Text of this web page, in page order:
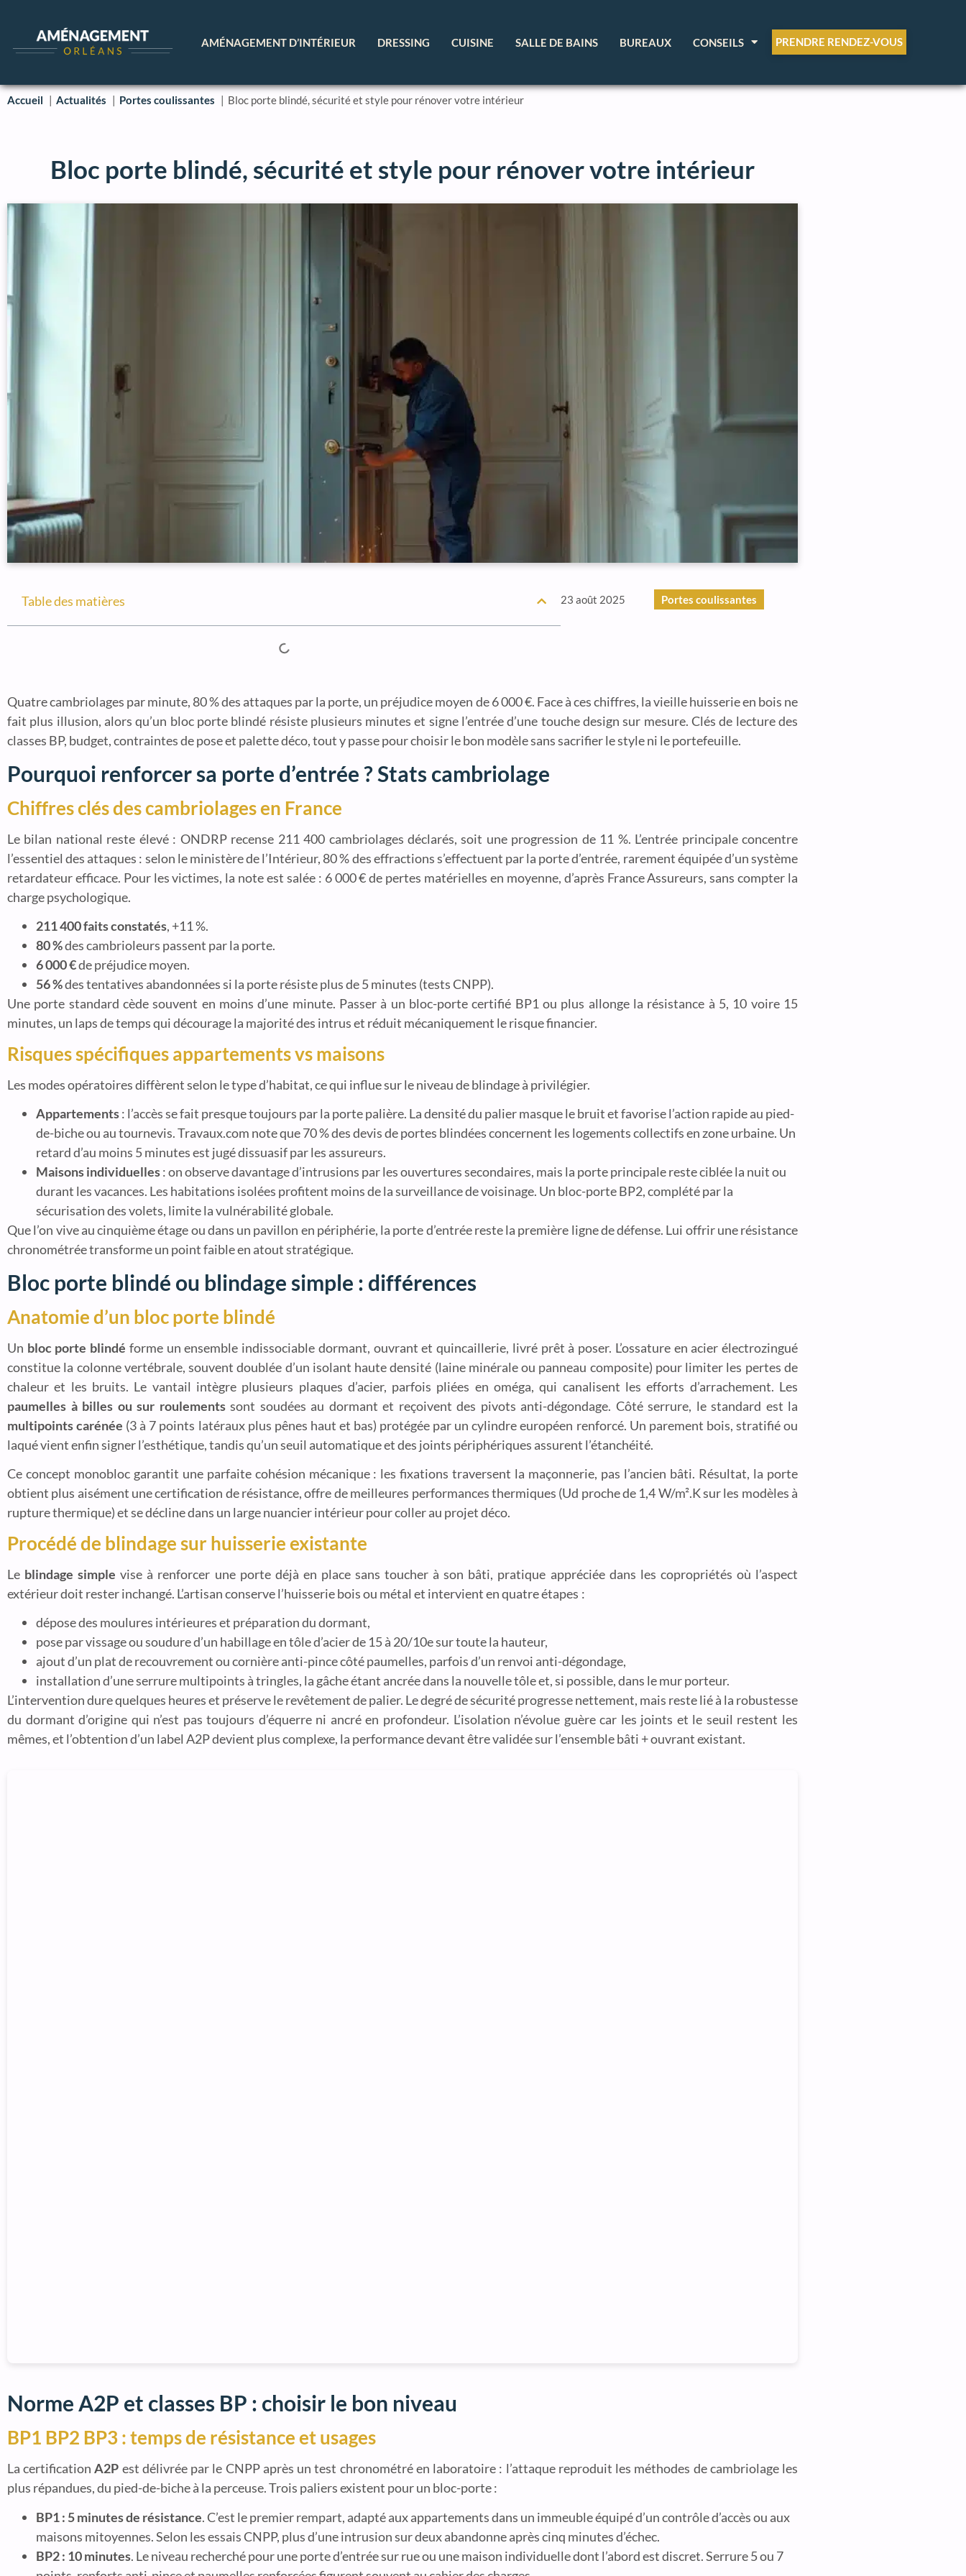
AMÉNAGEMENT D’INTÉRIEUR DRESSING CUISINE SALLE DE BAINS BUREAUX CONSEILS PRENDRE RENDEZ-VOUS
Accueil Actualités Portes coulissantes Bloc porte blindé, sécurité et style pour rénover votre intérieur
Bloc porte blindé, sécurité et style pour rénover votre intérieur
Table des matières 23 août 2025 Portes coulissantes
Quatre cambriolages par minute, 80 % des attaques par la porte, un préjudice moyen de 6 000 €. Face à ces chiffres, la vieille huisserie en bois ne
fait plus illusion, alors qu’un bloc porte blindé résiste plusieurs minutes et signe l’entrée d’une touche design sur mesure. Clés de lecture des
classes BP, budget, contraintes de pose et palette déco, tout y passe pour choisir le bon modèle sans sacrifier le style ni le portefeuille.
Pourquoi renforcer sa porte d’entrée ? Stats cambriolage
Chiffres clés des cambriolages en France
Le bilan national reste élevé : ONDRP recense 211 400 cambriolages déclarés, soit une progression de 11 %. L’entrée principale concentre
l’essentiel des attaques : selon le ministère de l’Intérieur, 80 % des effractions s’effectuent par la porte d’entrée, rarement équipée d’un système
retardateur efficace. Pour les victimes, la note est salée : 6 000 € de pertes matérielles en moyenne, d’après France Assureurs, sans compter la
charge psychologique.
211 400 faits constatés, +11 %.
80 %des cambrioleurs passent par la porte.
6 000 €de préjudice moyen.
56 %des tentatives abandonnées si la porte résiste plus de 5 minutes (tests CNPP).
Une porte standard cède souvent en moins d’une minute. Passer à un bloc-porte certifié BP1 ou plus allonge la résistance à 5, 10 voire 15
minutes, un laps de temps qui décourage la majorité des intrus et réduit mécaniquement le risque financier.
Risques spécifiques appartements vs maisons
Les modes opératoires diffèrent selon le type d’habitat, ce qui influe sur le niveau de blindage à privilégier.
Appartements: l’accès se fait presque toujours par la porte palière. La densité du palier masque le bruit et favorise l’action rapide au pied-
de-biche ou au tournevis. Travaux.com note que 70 % des devis de portes blindées concernent les logements collectifs en zone urbaine. Un
retard d’au moins 5 minutes est jugé dissuasif par les assureurs.
Maisons individuelles: on observe davantage d’intrusions par les ouvertures secondaires, mais la porte principale reste ciblée la nuit ou
durant les vacances. Les habitations isolées profitent moins de la surveillance de voisinage. Un bloc-porte BP2, complété par la
sécurisation des volets, limite la vulnérabilité globale.
Que l’on vive au cinquième étage ou dans un pavillon en périphérie, la porte d’entrée reste la première ligne de défense. Lui offrir une résistance
chronométrée transforme un point faible en atout stratégique.
Bloc porte blindé ou blindage simple : différences
Anatomie d’un bloc porte blindé
Un bloc porte blindé forme un ensemble indissociable dormant, ouvrant et quincaillerie, livré prêt à poser. L’ossature en acier électrozingué
constitue la colonne vertébrale, souvent doublée d’un isolant haute densité (laine minérale ou panneau composite) pour limiter les pertes de
chaleur et les bruits. Le vantail intègre plusieurs plaques d’acier, parfois pliées en oméga, qui canalisent les efforts d’arrachement. Les
paumelles à billes ou sur roulementssont soudées au dormant et reçoivent des pivots anti-dégondage. Côté serrure, le standard est la
multipoints carénée (3 à 7 points latéraux plus pênes haut et bas) protégée par un cylindre européen renforcé. Un parement bois, stratifié ou
laqué vient enfin signer l’esthétique, tandis qu’un seuil automatique et des joints périphériques assurent l’étanchéité.
Ce concept monobloc garantit une parfaite cohésion mécanique : les fixations traversent la maçonnerie, pas l’ancien bâti. Résultat, la porte
obtient plus aisément une certification de résistance, offre de meilleures performances thermiques (Ud proche de 1,4 W/m².K sur les modèles à
rupture thermique) et se décline dans un large nuancier intérieur pour coller au projet déco.
Procédé de blindage sur huisserie existante
Le blindage simple vise à renforcer une porte déjà en place sans toucher à son bâti, pratique appréciée dans les copropriétés où l’aspect
extérieur doit rester inchangé. L’artisan conserve l’huisserie bois ou métal et intervient en quatre étapes :
dépose des moulures intérieures et préparation du dormant,
pose par vissage ou soudure d’un habillage en tôle d’acier de 15 à 20/10e sur toute la hauteur,
ajout d’un plat de recouvrement ou cornière anti-pince côté paumelles, parfois d’un renvoi anti-dégondage,
installation d’une serrure multipoints à tringles, la gâche étant ancrée dans la nouvelle tôle et, si possible, dans le mur porteur.
L’intervention dure quelques heures et préserve le revêtement de palier. Le degré de sécurité progresse nettement, mais reste lié à la robustesse
du dormant d’origine qui n’est pas toujours d’équerre ni ancré en profondeur. L’isolation n’évolue guère car les joints et le seuil restent les
mêmes, et l’obtention d’un label A2P devient plus complexe, la performance devant être validée sur l’ensemble bâti + ouvrant existant.
Norme A2P et classes BP : choisir le bon niveau
BP1 BP2 BP3 : temps de résistance et usages
La certificationA2P est délivrée par le CNPP après un test chronométré en laboratoire : l’attaque reproduit les méthodes de cambriolage les
plus répandues, du pied-de-biche à la perceuse. Trois paliers existent pour un bloc-porte :
BP1 : 5 minutes de résistance. C’est le premier rempart, adapté aux appartements dans un immeuble équipé d’un contrôle d’accès ou aux
maisons mitoyennes. Selon les essais CNPP, plus d’une intrusion sur deux abandonne après cinq minutes d’échec.
BP2 : 10 minutes. Le niveau recherché pour une porte d’entrée sur rue ou une maison individuelle dont l’abord est discret. Serrure 5 ou 7